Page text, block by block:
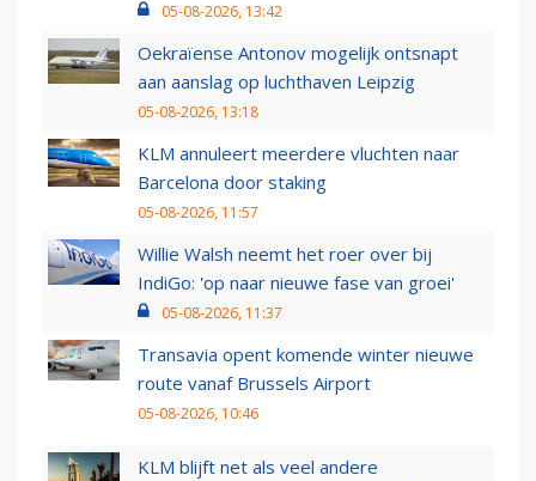
05-08-2026, 13:42
Oekraïense Antonov mogelijk ontsnapt
aan aanslag op luchthaven Leipzig
05-08-2026, 13:18
KLM annuleert meerdere vluchten naar
Barcelona door staking
05-08-2026, 11:57
Willie Walsh neemt het roer over bij
IndiGo: 'op naar nieuwe fase van groei'
05-08-2026, 11:37
Transavia opent komende winter nieuwe
route vanaf Brussels Airport
05-08-2026, 10:46
KLM blijft net als veel andere